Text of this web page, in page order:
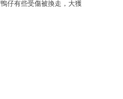
鴨仔有些受傷被換走，大獲